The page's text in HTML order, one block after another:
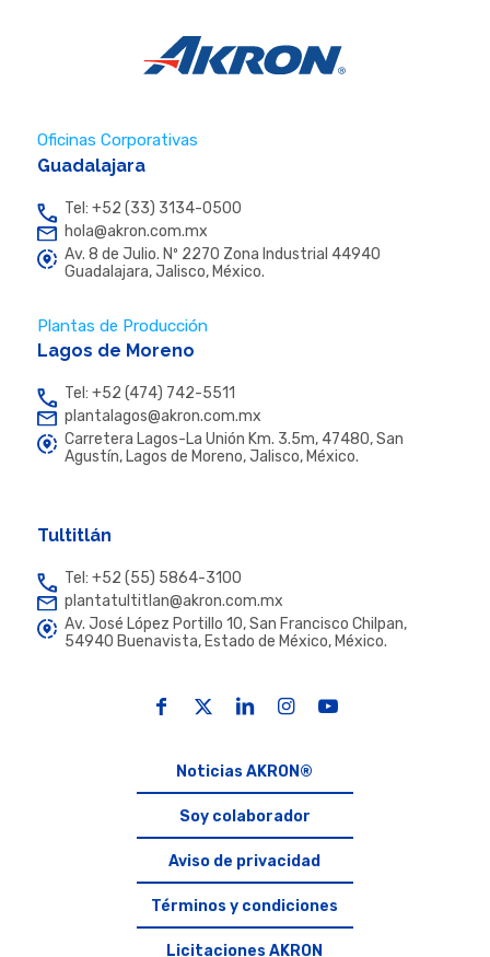
Oficinas Corporativas
Guadalajara
Tel: +52 (33) 3134-0500
hola@akron.com.mx
Av. 8 de Julio. Nº 2270 Zona Industrial 44940
Guadalajara, Jalisco, México.
Plantas de Producción
Lagos de Moreno
Tel: +52 (474) 742-5511
plantalagos@akron.com.mx
Carretera Lagos-La Unión Km. 3.5m, 47480, San
Agustín, Lagos de Moreno, Jalisco, México.
Tultitlán
Tel: +52 (55) 5864-3100
plantatultitlan@akron.com.mx
Av. José López Portillo 10, San Francisco Chilpan,
54940 Buenavista, Estado de México, México.
Noticias AKRON®
Soy colaborador
Aviso de privacidad
Términos y condiciones
Licitaciones AKRON